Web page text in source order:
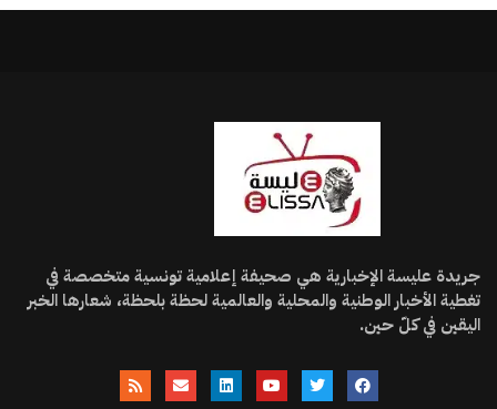
جريدة عليسة الإخبارية هي صحيفة إعلامية تونسية متخصصة في
تغطية الأخبار الوطنية والمحلية والعالمية لحظة بلحظة، شعارها الخبر
اليقين في كلّ حين.